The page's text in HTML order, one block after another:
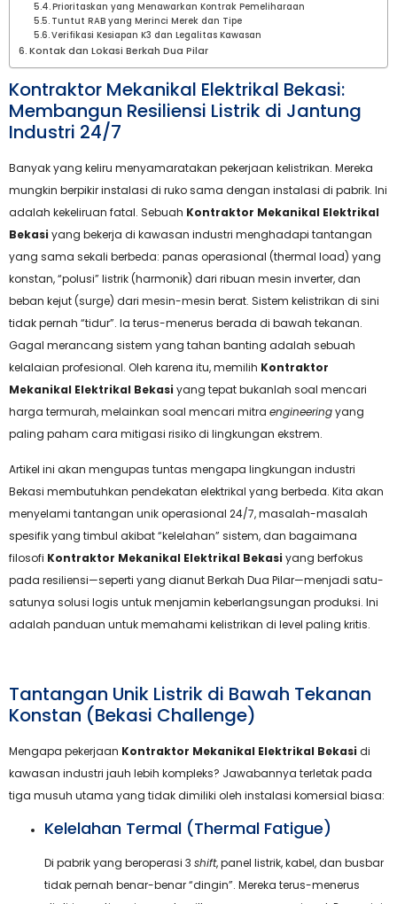
Prioritaskan yang Menawarkan Kontrak Pemeliharaan
Tuntut RAB yang Merinci Merek dan Tipe
Verifikasi Kesiapan K3 dan Legalitas Kawasan
Kontak dan Lokasi Berkah Dua Pilar
Kontraktor Mekanikal Elektrikal Bekasi:
Membangun Resiliensi Listrik di Jantung
Industri 24/7
Banyak yang keliru menyamaratakan pekerjaan kelistrikan. Mereka
mungkin berpikir instalasi di ruko sama dengan instalasi di pabrik. Ini
adalah kekeliruan fatal. Sebuah Kontraktor Mekanikal Elektrikal
Bekasi yang bekerja di kawasan industri menghadapi tantangan
yang sama sekali berbeda: panas operasional (thermal load) yang
konstan, “polusi” listrik (harmonik) dari ribuan mesin inverter, dan
beban kejut (surge) dari mesin-mesin berat. Sistem kelistrikan di sini
tidak pernah “tidur”. Ia terus-menerus berada di bawah tekanan.
Gagal merancang sistem yang tahan banting adalah sebuah
kelalaian profesional. Oleh karena itu, memilih Kontraktor
Mekanikal Elektrikal Bekasi yang tepat bukanlah soal mencari
harga termurah, melainkan soal mencari mitra engineeringyang
paling paham cara mitigasi risiko di lingkungan ekstrem.
Artikel ini akan mengupas tuntas mengapa lingkungan industri
Bekasi membutuhkan pendekatan elektrikal yang berbeda. Kita akan
menyelami tantangan unik operasional 24/7, masalah-masalah
spesifik yang timbul akibat “kelelahan” sistem, dan bagaimana
filosofi Kontraktor Mekanikal Elektrikal Bekasi yang berfokus
pada resiliensi—seperti yang dianut Berkah Dua Pilar—menjadi satu-
satunya solusi logis untuk menjamin keberlangsungan produksi. Ini
adalah panduan untuk memahami kelistrikan di level paling kritis.
Tantangan Unik Listrik di Bawah Tekanan
Konstan (Bekasi Challenge)
Mengapa pekerjaan Kontraktor Mekanikal Elektrikal Bekasi di
kawasan industri jauh lebih kompleks? Jawabannya terletak pada
tiga musuh utama yang tidak dimiliki oleh instalasi komersial biasa:
Kelelahan Termal (Thermal Fatigue)
Di pabrik yang beroperasi 3 shift, panel listrik, kabel, dan busbar
tidak pernah benar-benar “dingin”. Mereka terus-menerus